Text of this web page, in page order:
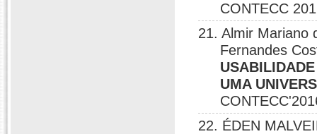
CONTECC
21. Almir Mariano
Fernandes
UMA
22. ÉDEN